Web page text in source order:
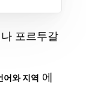
포르투갈
어와 지역 에